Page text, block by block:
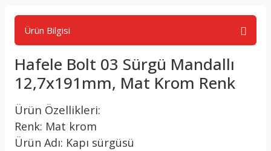
Ürün Bilgisi
Hafele Bolt 03 Sürgü Mandallı
12,7x191mm, Mat Krom Renk
Ürün Özellikleri:
Renk: Mat krom
Ürün Adı: Kapı sürgüsü